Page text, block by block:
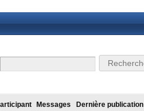
Messages Dernière publication